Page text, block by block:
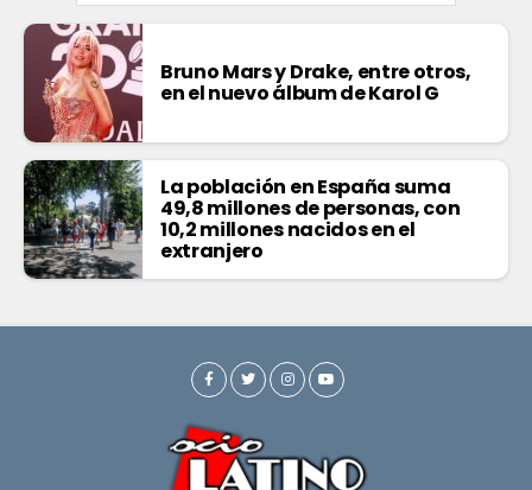
Bruno Mars y Drake, entre otros,
en el nuevo álbum de Karol G
La población en España suma
49,8 millones de personas, con
10,2 millones nacidos en el
extranjero